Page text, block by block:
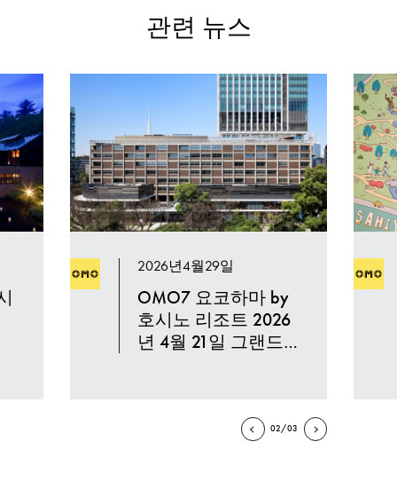
관련 뉴스
2026년4월29일
OMO7 요코하마 by
호시노 리조트 2026
년 4월 21일 그랜드
02/03